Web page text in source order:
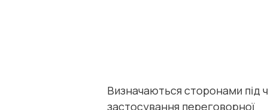
Визначаються сторонами під
застосування переговорної